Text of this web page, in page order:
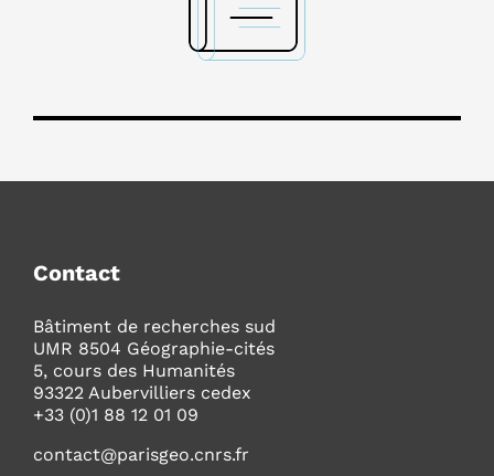
Contact
Bâtiment de recherches sud
UMR 8504 Géographie-cités
5, cours des Humanités
93322 Aubervilliers cedex
+33 (0)1 88 12 01 09
contact@parisgeo.cnrs.fr